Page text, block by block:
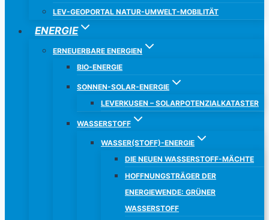
LEV-GEOPORTAL NATUR-UMWELT-MOBILITÄT
ENERGIE
ERNEUERBARE ENERGIEN
BIO-ENERGIE
SONNEN-SOLAR-ENERGIE
LEVERKUSEN – SOLARPOTENZIALKATASTER
WASSERSTOFF
WASSER(STOFF)-ENERGIE
DIE NEUEN WASSERSTOFF-MÄCHTE
HOFFNUNGSTRÄGER DER
ENERGIEWENDE: GRÜNER
WASSERSTOFF